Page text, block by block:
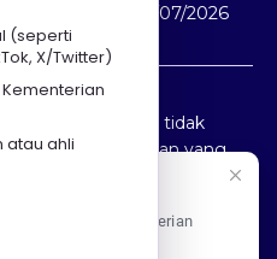
30/07/2026
Kementerian
(MOTAC) adalah tidak
atau kerugian yang
mana-mana maklumat
(seperti
X/Twitter)
atau ahli
Portal Rasmi Kementerian